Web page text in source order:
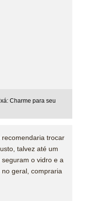
Charme para seu
trocar
talvez até um
o vidro e a
geral, compraria